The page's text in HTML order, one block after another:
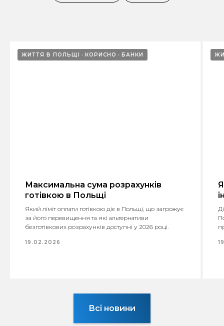
ЖИТТЯ В ПОЛЬЩІ КОРИСНО БАНКИ
Максимальна сума розрахунків
готівкою в Польщі
Який ліміт оплати готівкою діє в Польщі, що загрожує
за його перевищення та які альтернативи
безготівкових розрахунків доступні у 2026 році.
19.02.2026
Всі новини